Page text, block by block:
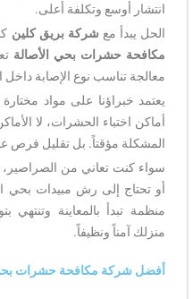
انتشار أوسع وتكلفة أعلى.
الحل يبدأ مع شركة بريق كلين
مكافحة حشرات بحي الأصالة
معالجة تناسب نوع الإصابة داخل
يعتمد خبراؤنا على مواد
أماكن اختباء الحشرات، لا
المشكلة مؤقتاً. بل تقليل فرص
سواء كنت تعاني من الصراصير،
أو تحتاج إلى رش مبيدات بحي
منظمة تبدأ بالمعاينة
منزلك آمناً ونظيفاً.
أفضل شركة مكافحة حشرات